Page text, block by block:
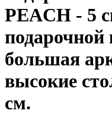
PEACH - 5
подарочной
большая
высокие
см.